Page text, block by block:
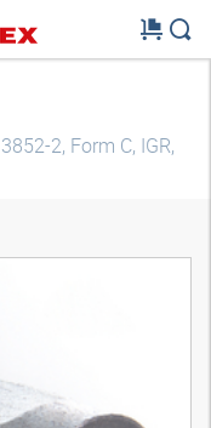
2, Form C, IGR,